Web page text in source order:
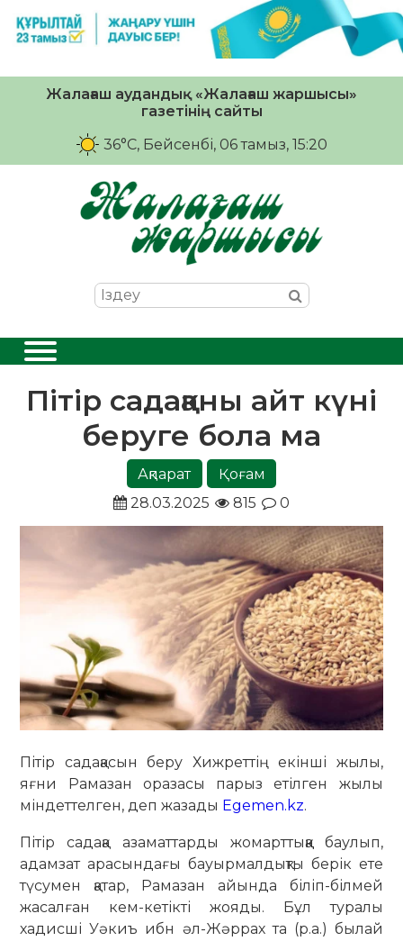
Жалағаш аудандық «Жалағаш жаршысы»
газетінің сайты
36°C, Бейсенбі, 06 тамыз, 15:20
Пітір садақаны айт күні
беруге бола ма
Ақпарат
Қоғам
28.03.2025
815 0
Пітір садақасын беру Хижреттің екінші жылы,
яғни Рамазан оразасы парыз етілген жылы
міндеттелген, деп жазады Egemen.kz.
Пітір садақа азаматтарды жомарттыққа баулып,
адамзат арасындағы бауырмалдықты берік ете
түсумен қатар, Рамазан айында біліп-білмей
жасалған кем-кетікті жояды. Бұл туралы
хадисші Уәкиъ ибн әл-Жәррах та (р.а.) былай